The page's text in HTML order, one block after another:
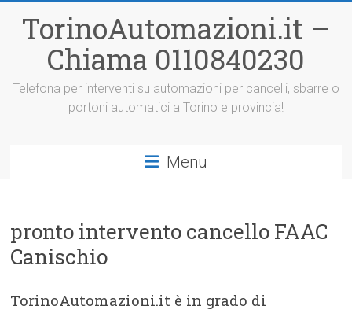
contenuto
TorinoAutomazioni.it –
Chiama 0110840230
Telefona per interventi su automazioni per cancelli, sbarre o
portoni automatici a Torino e provincia!
Menu
pronto intervento cancello FAAC
Canischio
TorinoAutomazioni.it è in grado di